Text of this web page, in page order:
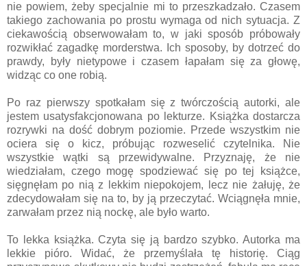
nie powiem, żeby specjalnie mi to przeszkadzało. Czasem
takiego zachowania po prostu wymaga od nich sytuacja. Z
ciekawością obserwowałam to, w jaki sposób próbowały
rozwikłać zagadkę morderstwa. Ich sposoby, by dotrzeć do
prawdy, były nietypowe i czasem łapałam się za głowę,
widząc co one robią.
Po raz pierwszy spotkałam się z twórczością autorki, ale
jestem usatysfakcjonowana po lekturze. Książka dostarcza
rozrywki na dość dobrym poziomie. Przede wszystkim nie
ociera się o kicz, próbując rozweselić czytelnika. Nie
wszystkie wątki są przewidywalne. Przyznaję, że nie
wiedziałam, czego mogę spodziewać się po tej książce,
sięgnęłam po nią z lekkim niepokojem, lecz nie żałuję, że
zdecydowałam się na to, by ją przeczytać. Wciągnęła mnie,
zarwałam przez nią nockę, ale było warto.
To lekka książka. Czyta się ją bardzo szybko. Autorka ma
lekkie pióro. Widać, że przemyślała tę historię. Ciąg